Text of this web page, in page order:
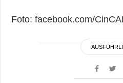
Foto: facebook.com/